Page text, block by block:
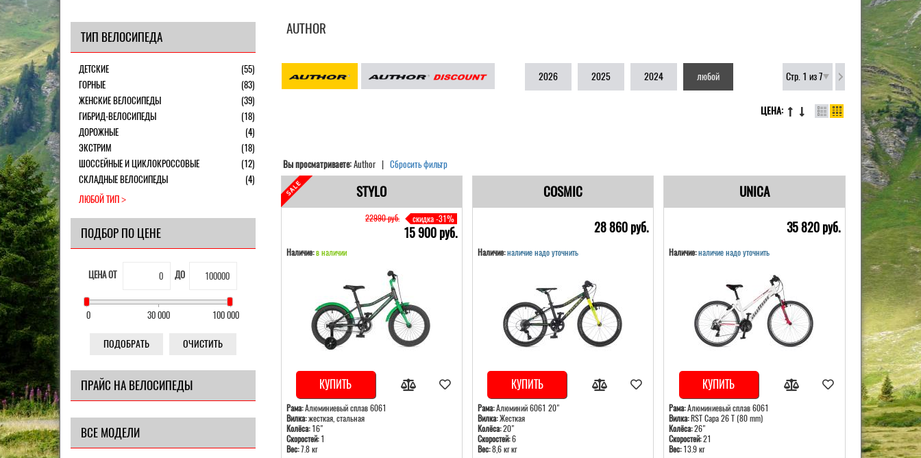
ТИП ВЕЛОСИПЕДА
ДЕТСКИЕ
(55)
ГОРНЫЕ
(83)
ЖЕНСКИЕ ВЕЛОСИПЕДЫ
(39)
ГИБРИД-ВЕЛОСИПЕДЫ
(18)
ДОРОЖНЫЕ
(4)
ЭКСТРИМ
(18)
ШОССЕЙНЫЕ И ЦИКЛОКРОССОВЫЕ
(12)
СКЛАДНЫЕ ВЕЛОСИПЕДЫ
(4)
ЛЮБОЙ ТИП
ПОДБОР ПО ЦЕНЕ
ЦЕНА ОТ ДО
0 30 000 100 000
ПОДОБРАТЬ ОЧИСТИТЬ
ПРАЙС НА ВЕЛОСИПЕДЫ
ВСЕ МОДЕЛИ
AUTHOR
2026 2025 2024 любой Стр. 1 из 7
ЦЕНА:
Вы просматриваете:Author | Сбросить фильтр
STYLO
22990 pуб. скидка -31%
15 900 pуб.
Наличие: в наличии
КУПИТЬ
Рама:Алюминиевый сплав 6061
Вилка:жесткая, стальная
Колёса:16"
Скоростей:1
Вес:7.8 кг
COSMIC
28 860 pуб.
Наличие:наличие надо уточнить
КУПИТЬ
Рама:Алюминий 6061 20"
Вилка:Жесткая
Колёса:20"
Скоростей:6
Вес:8,6 кг кг
UNICA
35 820 pуб.
Наличие:наличие надо уточнить
КУПИТЬ
Рама:Алюминиевый сплав 6061
Вилка:RST Capa 26 T (80 mm)
Колёса:26"
Скоростей:21
Вес:13.9 кг